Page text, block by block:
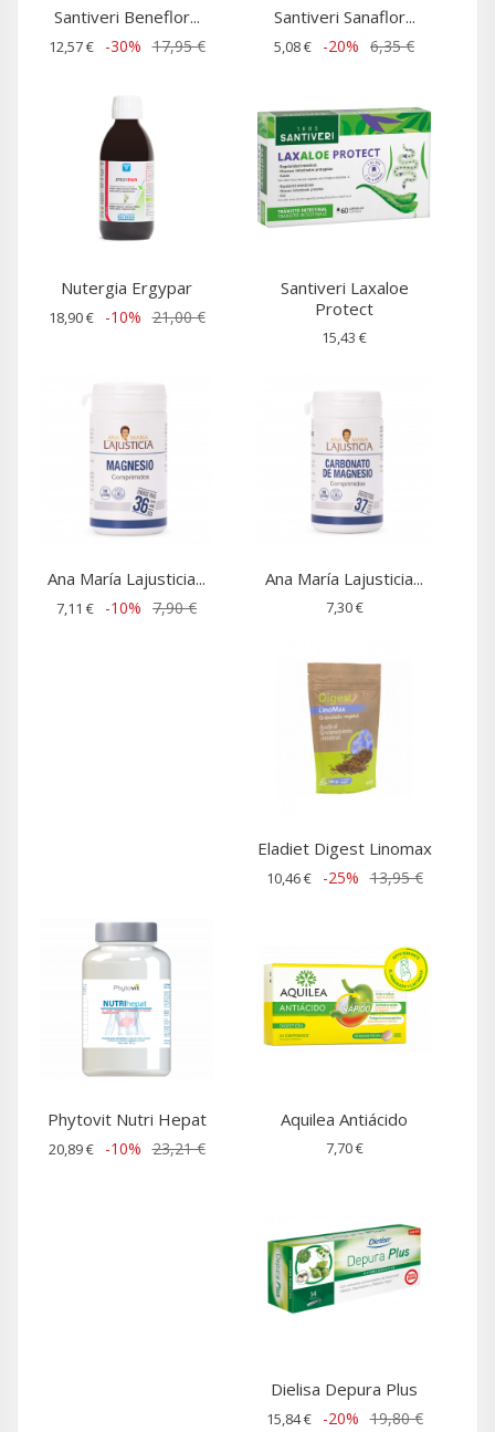
Santiveri Beneflor...
12,57 € -30% 17,95 €
Santiveri Sanaflor...
5,08 € -20% 6,35 €
Nutergia Ergypar
18,90 € -10% 21,00 €
Santiveri Laxaloe
Protect
15,43 €
Ana María Lajusticia...
7,11 € -10% 7,90 €
Ana María Lajusticia...
7,30 €
Eladiet Digest Linomax
10,46 € -25% 13,95 €
Phytovit Nutri Hepat
20,89 € -10% 23,21 €
Aquilea Antiácido
7,70 €
Dielisa Depura Plus
15,84 € -20% 19,80 €